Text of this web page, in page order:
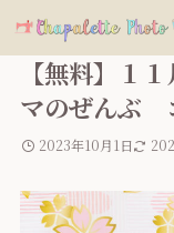
【無料】１
マのぜんぶ
2023年10月1日